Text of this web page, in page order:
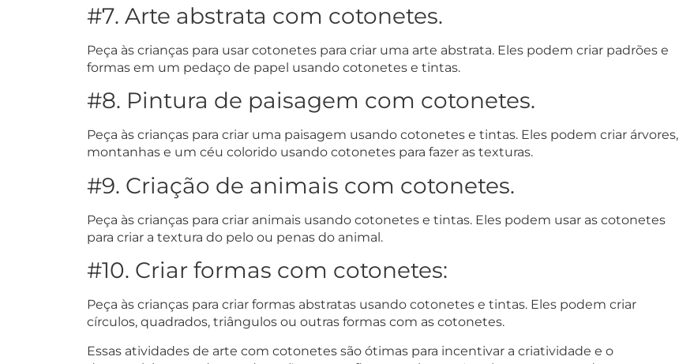
#7. Arte abstrata com cotonetes.
Peça às crianças para usar cotonetes para criar uma arte abstrata. Eles podem criar padrões e
formas em um pedaço de papel usando cotonetes e tintas.
#8. Pintura de paisagem com cotonetes.
Peça às crianças para criar uma paisagem usando cotonetes e tintas. Eles podem criar árvores,
montanhas e um céu colorido usando cotonetes para fazer as texturas.
#9. Criação de animais com cotonetes.
Peça às crianças para criar animais usando cotonetes e tintas. Eles podem usar as cotonetes
para criar a textura do pelo ou penas do animal.
#10. Criar formas com cotonetes:
Peça às crianças para criar formas abstratas usando cotonetes e tintas. Eles podem criar
círculos, quadrados, triângulos ou outras formas com as cotonetes.
Essas atividades de arte com cotonetes são ótimas para incentivar a criatividade e o